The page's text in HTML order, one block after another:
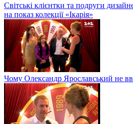
Світські клієнтки та подруги
на показ колекції «Ікарія»
Чому Олександр Ярославський не